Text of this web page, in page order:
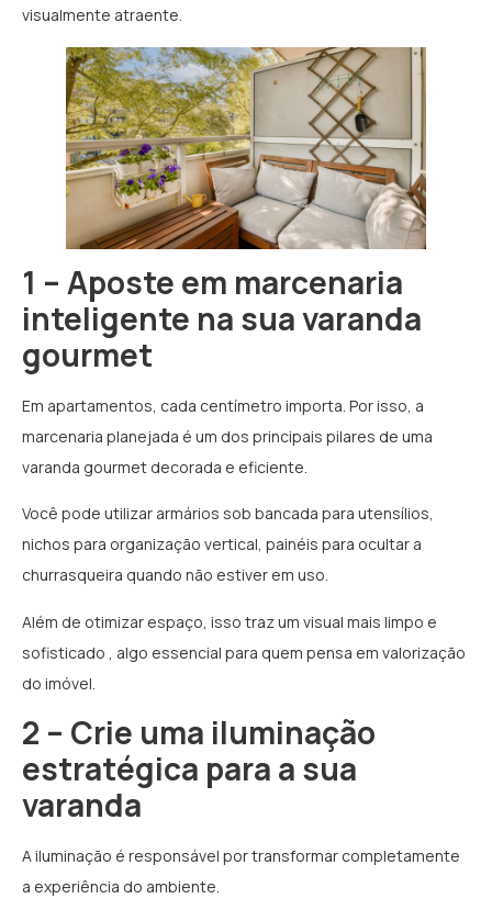
visualmente atraente.
1 – Aposte em marcenaria
inteligente na sua varanda
gourmet
Em apartamentos, cada centímetro importa. Por isso, a
marcenaria planejada é um dos principais pilares de uma
varanda gourmet decorada e eficiente.
Você pode utilizar armários sob bancada para utensílios,
nichos para organização vertical, painéis para ocultar a
churrasqueira quando não estiver em uso.
Além de otimizar espaço, isso traz um visual mais limpo e
sofisticado , algo essencial para quem pensa em valorização
do imóvel.
2 – Crie uma iluminação
estratégica para a sua
varanda
A iluminação é responsável por transformar completamente
a experiência do ambiente.